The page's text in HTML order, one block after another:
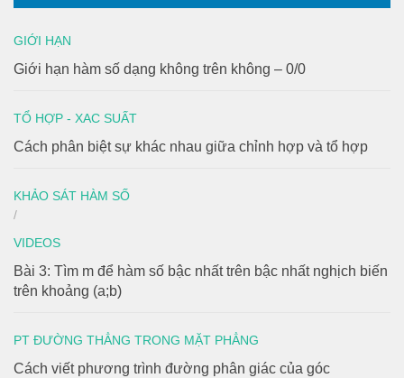
GIỚI HẠN
Giới hạn hàm số dạng không trên không – 0/0
TỔ HỢP - XAC SUẤT
Cách phân biệt sự khác nhau giữa chỉnh hợp và tổ hợp
KHẢO SÁT HÀM SỐ
/
VIDEOS
Bài 3: Tìm m để hàm số bậc nhất trên bậc nhất nghịch biến
trên khoảng (a;b)
PT ĐƯỜNG THẲNG TRONG MẶT PHẲNG
Cách viết phương trình đường phân giác của góc